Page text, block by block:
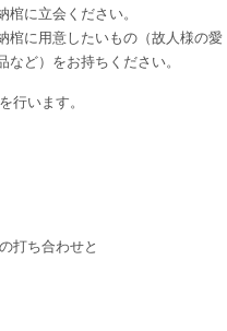
棺に立会ください。
棺に用意したいもの（故人様の愛
など）をお持ちください。
行います。
打ち合わせと